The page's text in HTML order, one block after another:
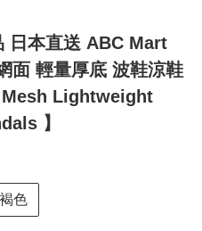
日本直送 ABC Mart
面 輕量厚底 波鞋涼鞋
Lightweight
】
色